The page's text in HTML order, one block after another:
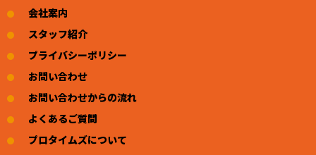
会社案内
スタッフ紹介
プライバシーポリシー
お問い合わせ
お問い合わせからの流れ
よくあるご質問
プロタイムズについて